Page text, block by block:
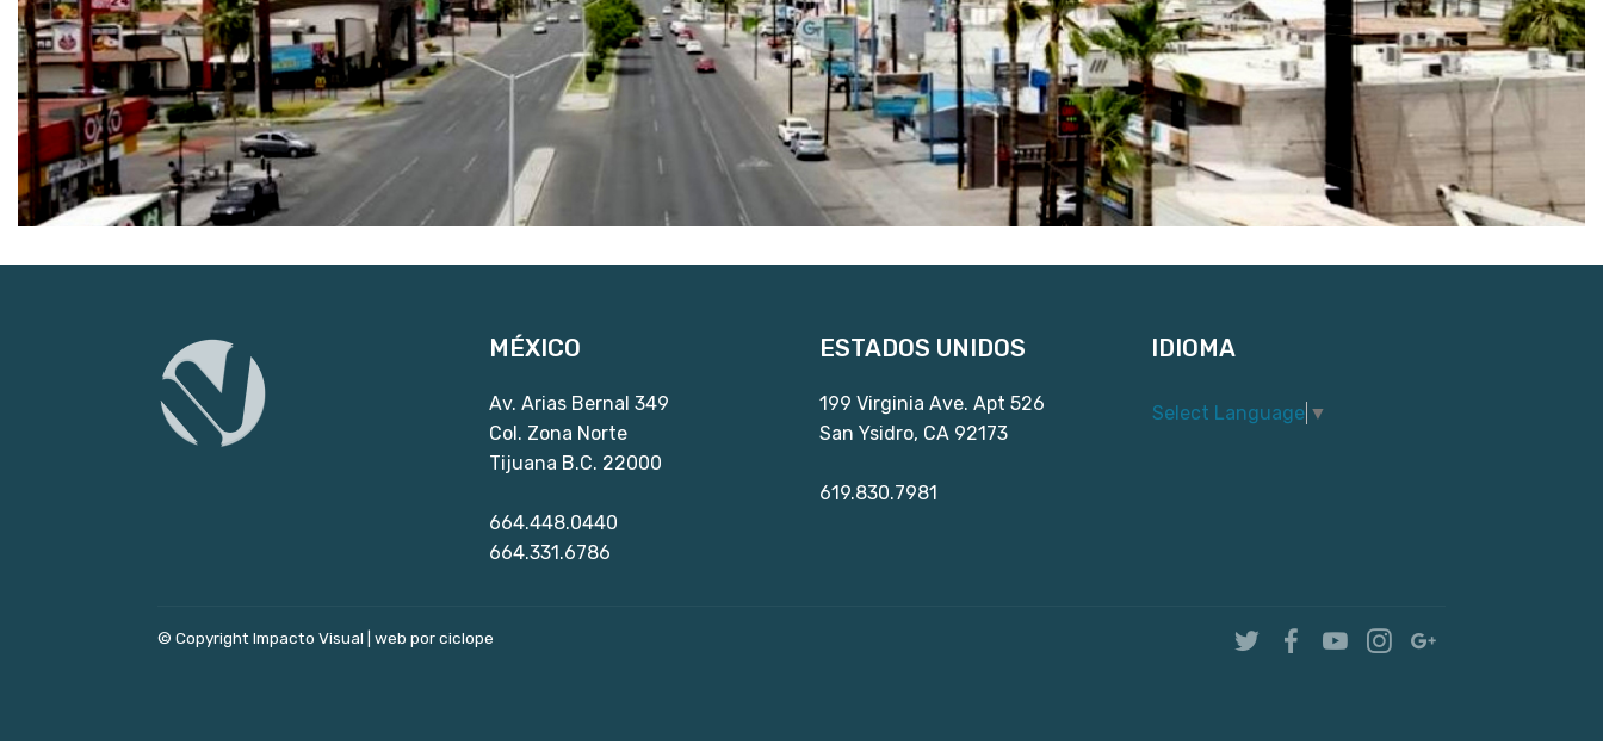
MÉXICO
Av. Arias Bernal 349
Col. Zona Norte
Tijuana B.C. 22000
664.448.0440
664.331.6786
ESTADOS UNIDOS
199 Virginia Ave. Apt 526
San Ysidro, CA 92173
619.830.7981
IDIOMA
Select Language ▼
© Copyright Impacto Visual | web por ciclope